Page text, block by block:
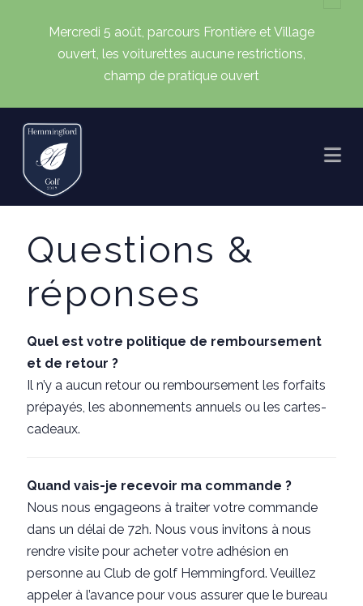
Mercredi 5 août, parcours Frontière et Village
ouvert, les voiturettes aucune restrictions,
champ de pratique ouvert
Questions &
réponses
Quel est votre politique de remboursement
et de retour ?
Il n’y a aucun retour ou remboursement les forfaits
prépayés, les abonnements annuels ou les cartes-
cadeaux.
Quand vais-je recevoir ma commande ?
Nous nous engageons à traiter votre commande
dans un délai de 72h. Nous vous invitons à nous
rendre visite pour acheter votre adhésion en
personne au Club de golf Hemmingford. Veuillez
appeler à l’avance pour vous assurer que le bureau